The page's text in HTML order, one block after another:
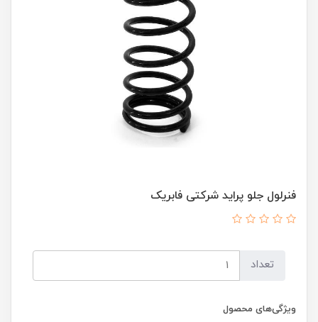
فنرلول جلو پراید شرکتی فابریک
تعداد
ویژگی‌های محصول